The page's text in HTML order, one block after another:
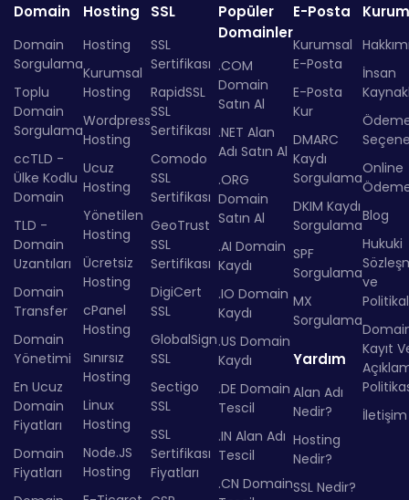
Domain
Domain
Sorgulama
Toplu
Domain
Sorgulama
ccTLD -
Ülke Kodlu
Domain
TLD -
Domain
Uzantıları
Domain
Transfer
Domain
Yönetimi
En Ucuz
Domain
Fiyatları
Domain
Fiyatları
Hosting
Hosting
Kurumsal
Hosting
Wordpress
Hosting
Ucuz
Hosting
Yönetilen
Hosting
Ücretsiz
Hosting
cPanel
Hosting
Sınırsız
Hosting
Linux
Hosting
Node.JS
Hosting
SSL
SSL
Sertifikası
RapidSSL
SSL
Sertifikası
Comodo
SSL
Sertifikası
GeoTrust
SSL
Sertifikası
DigiCert
SSL
GlobalSign
SSL
Sectigo
SSL
SSL
Sertifikası
Fiyatları
Popüler
Domainler
.COM
Domain
Satın Al
.NET Alan
Adı Satın Al
.ORG
Domain
Satın Al
.AI Domain
Kaydı
.IO Domain
Kaydı
.US Domain
Kaydı
.DE Domain
Tescil
.IN Alan Adı
Tescil
.CN Domain
E-Posta
Kurumsal
E-Posta
E-Posta
Kur
DMARC
Kaydı
Sorgulama
DKIM Kaydı
Sorgulama
SPF
Sorgulama
MX
Sorgulama
Yardım
Alan Adı
Nedir?
Hosting
Nedir?
SSL Nedir?
İnsan
Online
Blog
Hukuki
ve
Kayıt
İletişim